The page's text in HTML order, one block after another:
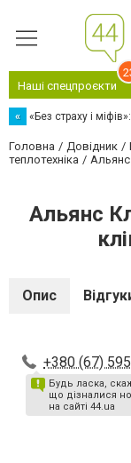
Наші спецпроєкти
« «Без страху і
Головна Довідник
теплотехніка
Альянс
Альянс
Опис
+380 (67)
Будь ласка,
що дізналися
на сайті 44.ua